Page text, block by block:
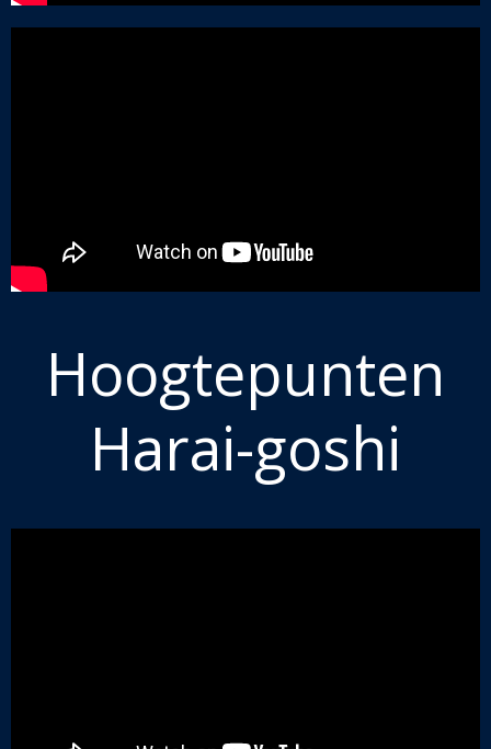
Hoogtepunten
Harai-goshi